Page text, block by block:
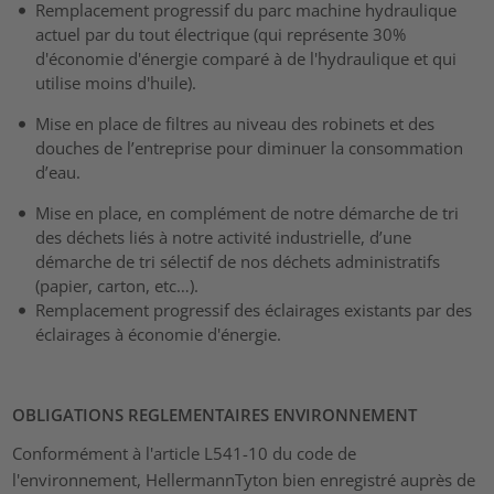
Remplacement progressif du parc machine hydraulique
actuel par du tout électrique (qui représente 30%
d'économie d'énergie comparé à de l'hydraulique et qui
utilise moins d'huile).
Mise en place de filtres au niveau des robinets et des
douches de l’entreprise pour diminuer la consommation
d’eau.
Mise en place, en complément de notre démarche de tri
des déchets liés à notre activité industrielle, d’une
démarche de tri sélectif de nos déchets administratifs
(papier, carton, etc…).
Remplacement progressif des éclairages existants par des
éclairages à économie d'énergie.
OBLIGATIONS REGLEMENTAIRES ENVIRONNEMENT
Conformément à l'article L541-10 du code de
l'environnement, HellermannTyton bien enregistré auprès de